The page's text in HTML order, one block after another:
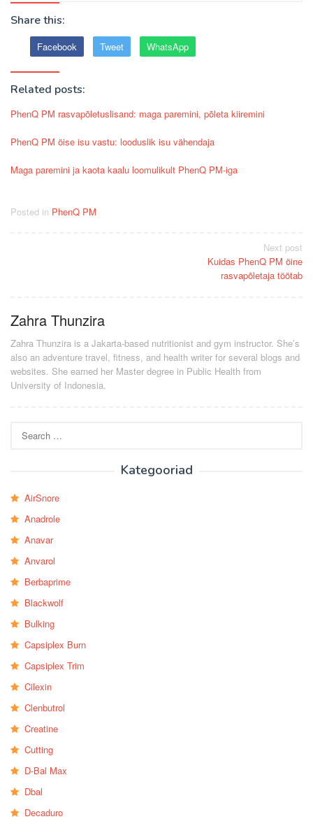
Share this:
Facebook Tweet WhatsApp
Related posts:
PhenQ PM rasvapõletuslisand: maga paremini, põleta kiiremini
PhenQ PM öise isu vastu: looduslik isu vähendaja
Maga paremini ja kaota kaalu loomulikult PhenQ PM-iga
Posted in PhenQ PM
Next post
Kuidas PhenQ PM öine
rasvapõletaja töötab
Zahra Thunzira
Zahra Thunzira is a Jakarta-based nutritionist and gym instructor. She’s
also an adventure travel, fitness, and health writer for several blogs and
websites. She earned her Master degree in Public Health from
University of Indonesia.
for:
Kategooriad
AirSnore
Anadrole
Anavar
Anvarol
Berbaprime
Blackwolf
Bulking
Capsiplex Burn
Capsiplex Trim
Cilexin
Clenbutrol
Creatine
Cutting
D-Bal Max
Dbal
Decaduro